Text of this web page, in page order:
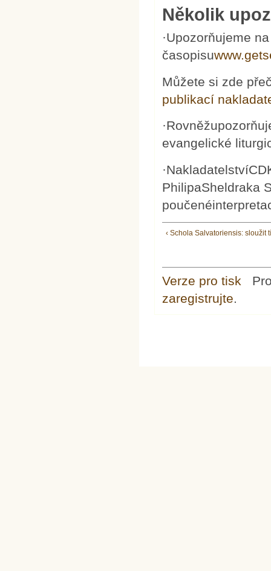
Několik
·Upozorňujeme
časopisu
Můžete si zde
publikací
evangelické
PhilipaSheldraka
‹ Schola Salvatoriensis: sloužit
Verze pro tisk
zaregistrujte.